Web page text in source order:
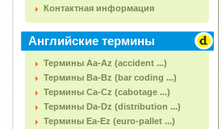
Контактная информация
Английские термины
Термины Aa-Az (accident ...)
Термины Ba-Bz (bar coding ...)
Термины Ca-Cz (cabotage ...)
Термины Da-Dz (distribution ...)
Термины Ea-Ez (euro-pallet ...)